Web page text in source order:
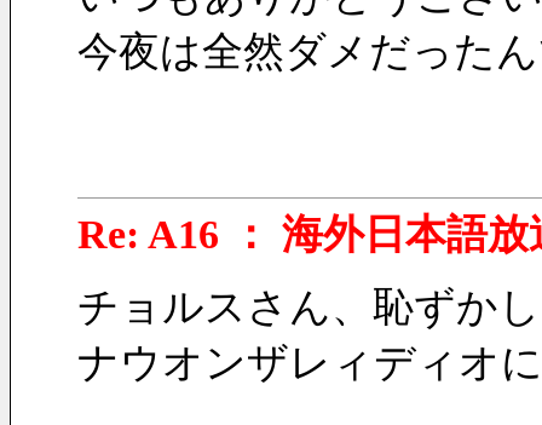
今夜は全然ダメだった
Re: A16 ： 海外日本語放
チョルスさん、恥ずか
ナウオンザレィディオ